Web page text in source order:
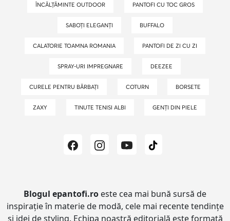
ÎNCĂLȚĂMINTE OUTDOOR PANTOFI CU TOC GROS
SABOȚI ELEGANȚI BUFFALO
CALATORIE TOAMNA ROMANIA PANTOFI DE ZI CU ZI
SPRAY-URI IMPREGNARE DEEZEE
CURELE PENTRU BĂRBAȚI COTURN BORSETE
ZAXY TINUTE TENISI ALBI GENȚI DIN PIELE
Blogul epantofi.ro este cea mai bună sursă de
inspirație în materie de modă, cele mai recente tendințe
și idei de styling. Echipa noastră editorială este formată